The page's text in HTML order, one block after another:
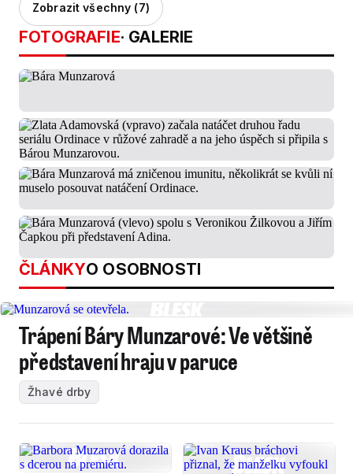
Zobrazit všechny (7)
FOTOGRAFIE· GALERIE
ČLÁNKYO OSOBNOSTI
Trápení Báry Munzarové: Ve většině
představení hraju v paruce
Žhavé drby